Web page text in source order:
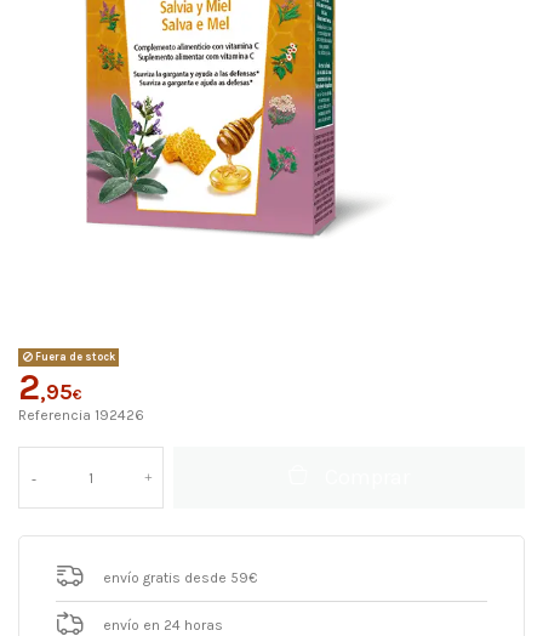
Fuera de stock
2,95€
Referencia 192426
envío gratis desde 59€
envío en 24 horas